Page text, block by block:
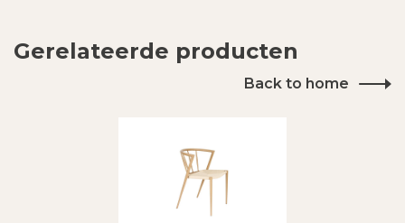
Gerelateerde producten
Back to home